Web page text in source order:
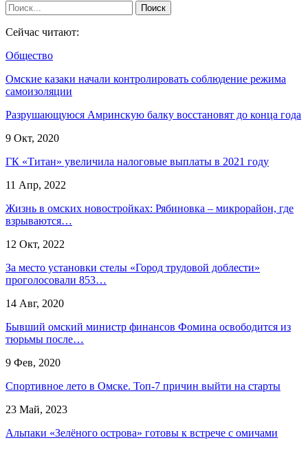
Сейчас читают:
Общество
Омские казаки начали контролировать соблюдение режима
самоизоляции
Разрушающуюся Амринскую балку восстановят до конца года
9 Окт, 2020
ГК «Титан» увеличила налоговые выплаты в 2021 году
11 Апр, 2022
Жизнь в омских новостройках: Рябиновка – микрорайон, где
взрываются…
12 Окт, 2022
За место установки стелы «Город трудовой доблести»
проголосовали 853…
14 Авг, 2020
Бывший омский министр финансов Фомина освободится из
тюрьмы после…
9 Фев, 2020
Спортивное лето в Омске. Топ-7 причин выйти на старты
23 Май, 2023
Альпаки «Зелёного острова» готовы к встрече с омичами